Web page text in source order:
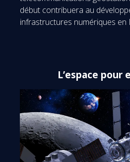
début contribuera au
infrastructures numériques en
L’espace pour